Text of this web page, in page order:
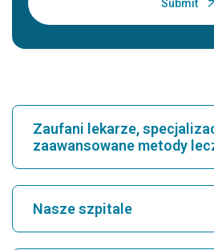
Zaufani lekarze,
zaawansowane metody
Znajdź szpital
Nasze szpitale